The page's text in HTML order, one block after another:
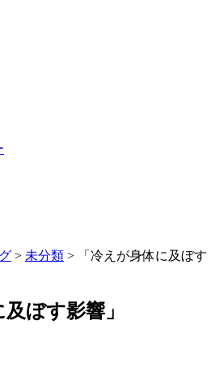
> 未分類 >
「冷えが身体に及ぼす
ぼす影響」